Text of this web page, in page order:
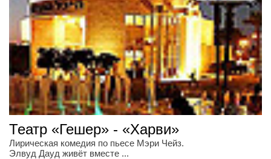
Театр «Гешер» - «Харви»
Лирическая комедия по пьесе Мэри Чейз.
Элвуд Дауд живёт вместе ...